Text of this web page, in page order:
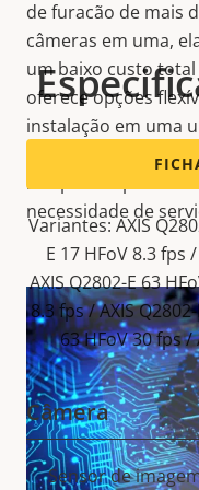
de furacão de mais
câmeras em uma,
um baixo custo
oferece opções
instalação em uma
suporte de parede.
biespectral
necessidade de
Variantes: AXIS
E 17 HFoV 8.3 fps
AXIS Q2802-E 63
8.3 fps / AXIS
63 HFoV 30 fps /
Câmera
Descrição
Sensor de